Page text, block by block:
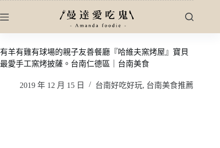
至
內
容
有羊有雞有球場的親子友善餐廳『哈維夫窯烤屋』寶貝
最愛手工窯烤披薩。台南仁德區｜台南美食
2019 年 12 月 15 日 台南好吃好玩, 台南美食推薦